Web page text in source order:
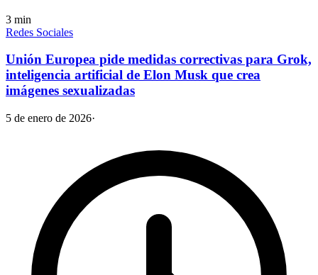
3 min
Redes Sociales
Unión Europea pide medidas correctivas para Grok,
inteligencia artificial de Elon Musk que crea
imágenes sexualizadas
5 de enero de 2026·